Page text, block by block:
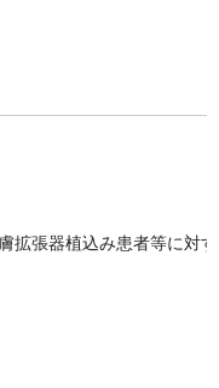
拡張器植込み患者等に対